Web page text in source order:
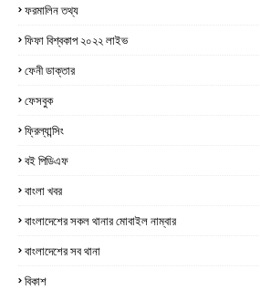
ফরমালিন তথ্য
ফিফা বিশ্বকাপ ২০২২ লাইভ
ফেনী ডাক্তার
ফেসবুক
ফ্রিল্যান্সিং
বই পিডিএফ
বাংলা খবর
বাংলাদেশের সকল থানার মোবাইল নাম্বার
বাংলাদেশের সব থানা
বিকাশ